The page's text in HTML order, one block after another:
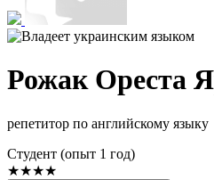
Рожак Ореста
репетитор по английскому языку
Cтудент (опыт 1 год)
★★★★